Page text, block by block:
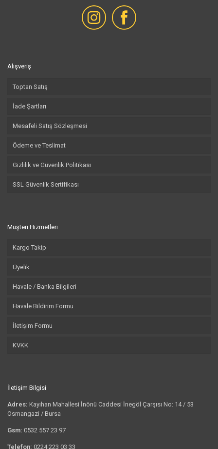
Alışveriş
Toptan Satış
İade Şartları
Mesafeli Satış Sözleşmesi
Ödeme ve Teslimat
Gizlilik ve Güvenlik Politikası
SSL Güvenlik Sertifikası
Müşteri Hizmetleri
Kargo Takip
Üyelik
Havale / Banka Bilgileri
Havale Bildirim Formu
İletişim Formu
KVKK
İletişim Bilgisi
Adres: Kayıhan Mahallesi İnönü Caddesi İnegöl Çarşısı No: 14 / 53
Osmangazi / Bursa
Gsm: 0532 557 23 97
Telefon: 0224 223 03 33